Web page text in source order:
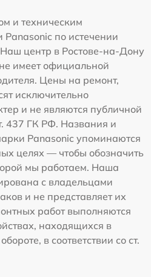
и техническим
по истечении
центр в Ростове-на-Дону
имеет официальной
Цены на ремонт,
исключительно
и не являются публичной
437 ГК РФ. Названия и
Panasonic упоминаются
целях — чтобы обозначить
мы работаем. Наша
с владельцами
и не представляет их
работ выполняются
находящихся в
в соответствии со ст.